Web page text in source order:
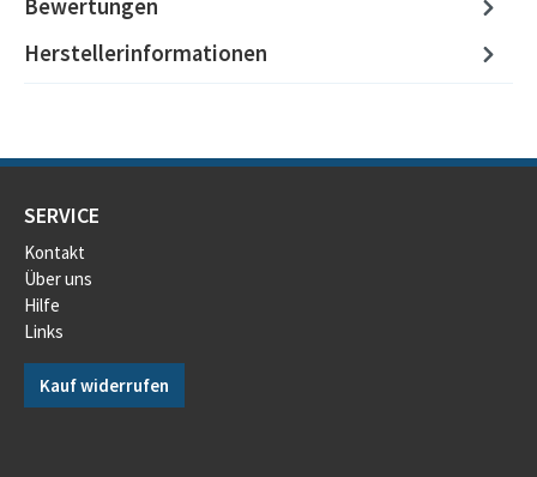
Bewertungen
Herstellerinformationen
SERVICE
Kontakt
Über uns
Hilfe
Links
Kauf widerrufen